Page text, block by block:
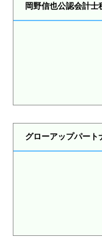
岡野信也公認会計士
グローアップパート